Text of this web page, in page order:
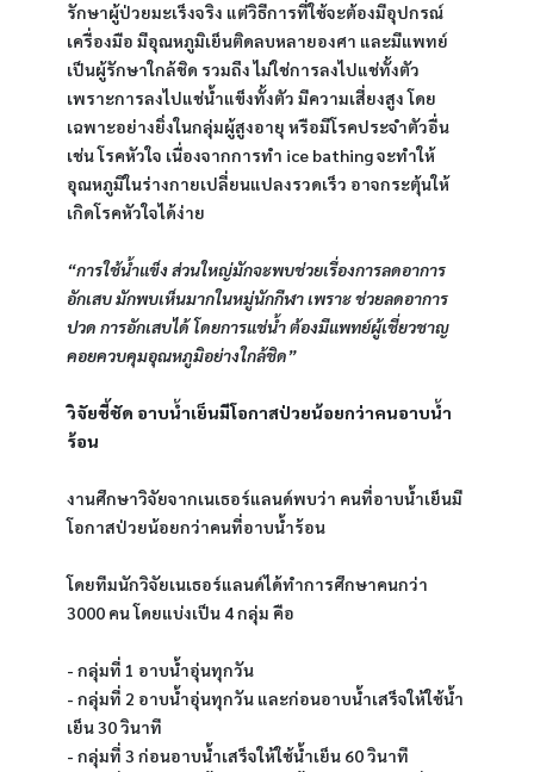
รักษาผู้ป่วยมะเร็งจริง แต่วิธีการที่ใช้จะต้องมีอุปกรณ์
เครื่องมือ มีอุณหภูมิเย็นติดลบหลายองศา และมีแพทย์
เป็นผู้รักษาใกล้ชิด รวมถึง ไม่ใช่การลงไปแช่ทั้งตัว
เพราะการลงไปแช่น้ำแข็งทั้งตัว มีความเสี่ยงสูง โดย
เฉพาะอย่างยิ่งในกลุ่มผู้สูงอายุ หรือมีโรคประจำตัวอื่น
เช่น โรคหัวใจ เนื่องจากการทำ ice bathing จะทำให้
อุณหภูมิในร่างกายเปลี่ยนแปลงรวดเร็ว อาจกระตุ้นให้
เกิดโรคหัวใจได้ง่าย
“การใช้น้ำแข็ง ส่วนใหญ่มักจะพบช่วยเรื่องการลดอาการ
อักเสบ มักพบเห็นมากในหมู่นักกีฬา เพราะ ช่วยลดอาการ
ปวด การอักเสบได้ โดยการแช่น้ำ ต้องมีแพทย์ผู้เชี่ยวชาญ
คอยควบคุมอุณหภูมิอย่างใกล้ชิด”
วิจัยชี้ชัด อาบน้ำเย็นมีโอกาสป่วยน้อยกว่าคนอาบน้ำ
ร้อน
งานศึกษาวิจัยจากเนเธอร์แลนด์พบว่า คนที่อาบน้ำเย็นมี
โอกาสป่วยน้อยกว่าคนที่อาบน้ำร้อน
โดยทีมนักวิจัยเนเธอร์แลนด์ได้ทำการศึกษาคนกว่า
3000 คน โดยแบ่งเป็น 4 กลุ่ม คือ
- กลุ่มที่ 1 อาบน้ำอุ่นทุกวัน
- กลุ่มที่ 2 อาบน้ำอุ่นทุกวัน และก่อนอาบน้ำเสร็จให้ใช้น้ำ
เย็น 30 วินาที
- กลุ่มที่ 3 ก่อนอาบน้ำเสร็จให้ใช้น้ำเย็น 60 วินาที